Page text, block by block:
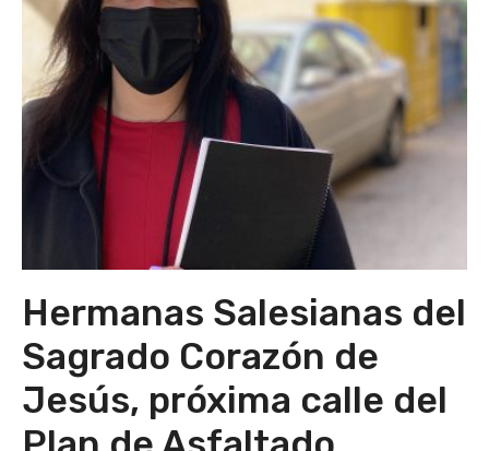
Hermanas Salesianas del
Sagrado Corazón de
Jesús, próxima calle del